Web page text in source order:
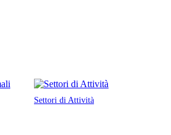
Settori di Attività